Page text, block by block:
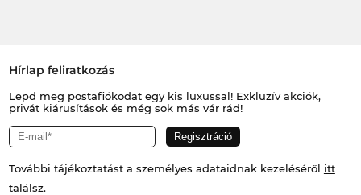
Hírlap feliratkozás
Lepd meg postafiókodat egy kis luxussal! Exkluzív akciók,
privát kiárusítások és még sok más vár rád!
További tájékoztatást a személyes adataidnak kezeléséről itt
találsz.